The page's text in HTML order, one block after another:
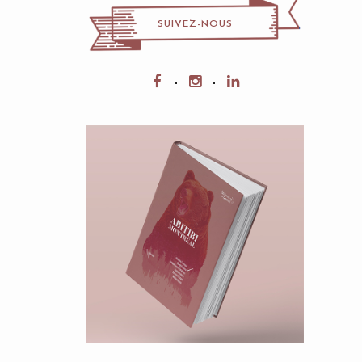
SUIVEZ-NOUS